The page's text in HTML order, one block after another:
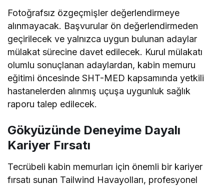
Fotoğrafsız özgeçmişler değerlendirmeye
alınmayacak. Başvurular ön değerlendirmeden
geçirilecek ve yalnızca uygun bulunan adaylar
mülakat sürecine davet edilecek. Kurul mülakatı
olumlu sonuçlanan adaylardan, kabin memuru
eğitimi öncesinde SHT-MED kapsamında yetkili
hastanelerden alınmış uçuşa uygunluk sağlık
raporu talep edilecek.
Gökyüzünde Deneyime Dayalı
Kariyer Fırsatı
Tecrübeli kabin memurları için önemli bir kariyer
fırsatı sunan Tailwind Havayolları, profesyonel